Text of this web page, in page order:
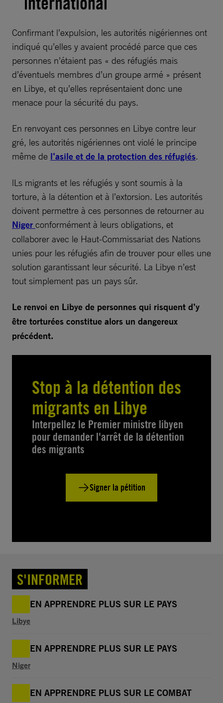
Confirmant l’expulsion, les autorités nigériennes ont
indiqué qu’elles y avaient procédé parce que ces
personnes n’étaient pas « des réfugiés mais
d’éventuels membres d’un groupe armé » présent
en Libye, et qu’elles représentaient donc une
menace pour la sécurité du pays.
En renvoyant ces personnes en Libye contre leur
gré, les autorités nigériennes ont violé le principe
même de l’asile et de la protection des réfugiés.
lLs migrants et les réfugiés y sont soumis à la
torture, à la détention et à l’extorsion. Les autorités
doivent permettre à ces personnes de retourner au
Niger conformément à leurs obligations, et
collaborer avec le Haut-Commissariat des Nations
unies pour les réfugiés afin de trouver pour elles une
solution garantissant leur sécurité. La Libye n’est
tout simplement pas un pays sûr.
Le renvoi en Libye de personnes qui risquent d’y
être torturées constitue alors un dangereux
précédent.
Stop à la détention des
migrants en Libye
Interpellez le Premier ministre libyen
pour demander l'arrêt de la détention
des migrants
Signer la pétition
S'INFORMER
EN APPRENDRE PLUS SUR LE PAYS
Libye
EN APPRENDRE PLUS SUR LE PAYS
Niger
EN APPRENDRE PLUS SUR LE COMBAT